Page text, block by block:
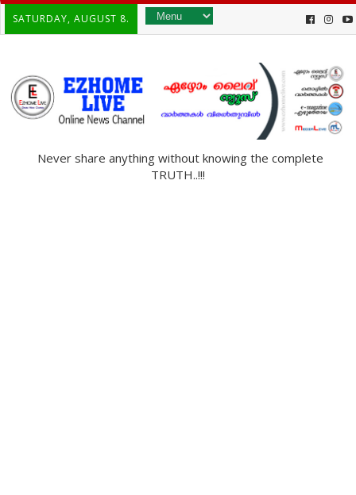
SATURDAY, AUGUST 8.
Never share anything without knowing the complete
TRUTH..!!!